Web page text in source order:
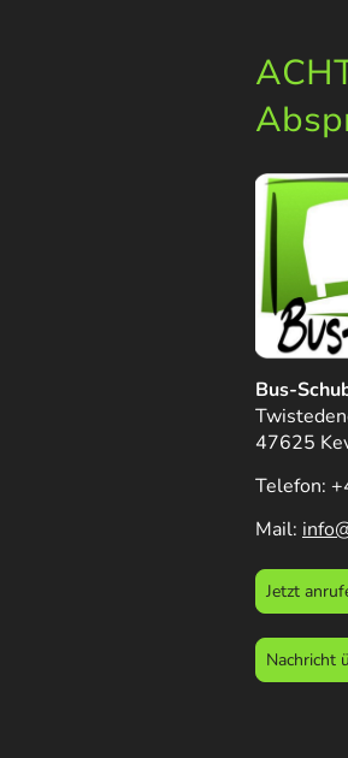
Bus-
47625
Telefon:
Mail:
Jetzt
Nachricht